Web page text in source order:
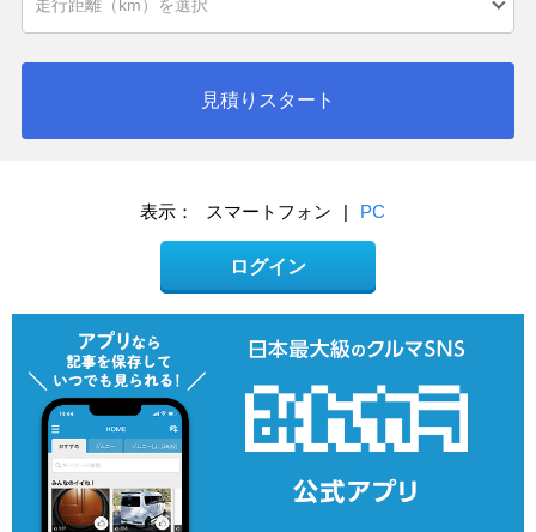
見積りスタート
表示： スマートフォン | PC
ログイン